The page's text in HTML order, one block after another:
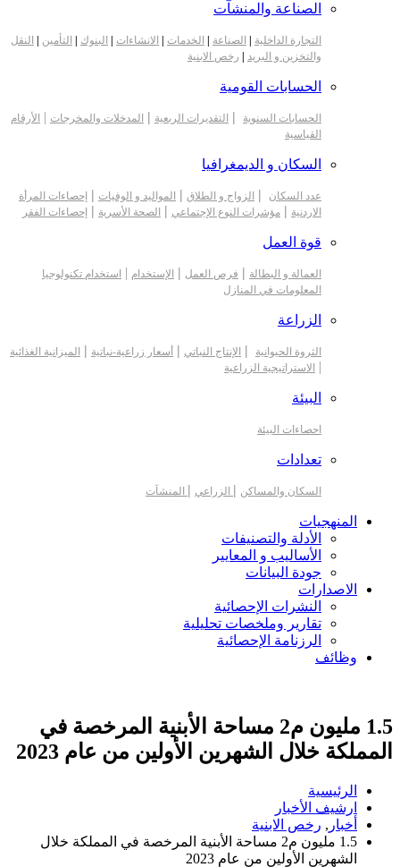
الصناعة والمنشآت
التجارة الداخلية الصناعة الخدمات الانشاءات البنوك التأمين
النقل
والتخزين و البريد
رخص الابنية
الحسابات القومية
الحسابات السنوية | التقديرات الربعية | المدخلات والمخرجات |
الأرقام
القياسية
السكان و الديمغرافيا
عدد السكان | الزواج و الطلاق | المواليد و الوفيات | إحصاءات المرأة
الاردنية | مؤشرات النوع الإجتماعي | الصحة الأسرية | إحصاءات الفقر
قوة العمل
العمالة و البطالة | فرص العمل | الإستخدام |
استخدام تكنولوجيا
المعلومات في المنازل
الزراعة
الثروة الحيوانية | الإنتاج النباتي | أسعار زراعية-نباتية | الميزانية الغذائية
| الاستراتيجية الزراعية
البيئة
احصاءات البيئة
تعدادات
السكان والمساكن | الزراعي | المنشآت
المنهجيات
الأدلة والتصنيفات
الأساليب و المعايير
جودة البيانات
الاصدارات
النشرات الإحصائية
تقارير وملخصات تحليلية
الرزنامة الإحصائية
وظائف
1.5 مليون م2 مساحة الأبنية المرخصة في
المملكة خلال الشهرين الأولين من عام 2023
الرئيسية
ارشيف الأخبار
أخبار , رخص الابنية
1.5 مليون م2 مساحة الأبنية المرخصة في المملكة خلال
الشهرين الأولين من عام 2023